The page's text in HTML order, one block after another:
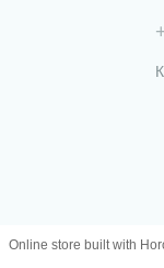
Online store built with